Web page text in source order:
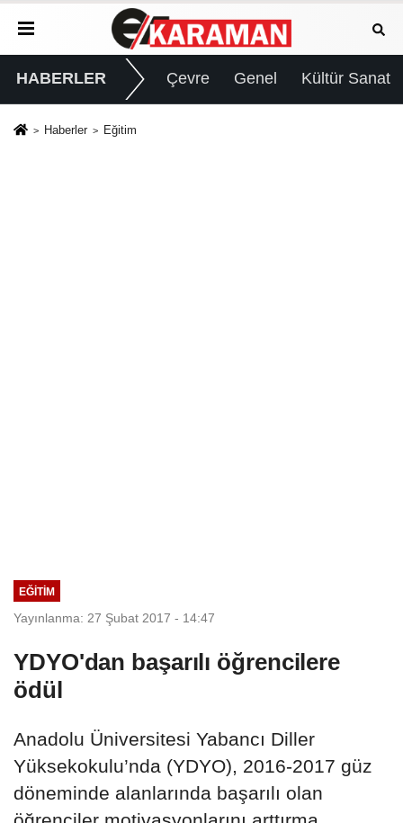
HABERLER Çevre Genel Kültür Sanat
Haberler Eğitim
EĞITIM
Yayınlanma: 27 Şubat 2017 - 14:47
YDYO'dan başarılı öğrencilere
ödül
Anadolu Üniversitesi Yabancı Diller
Yüksekokulu’nda (YDYO), 2016-2017 güz
döneminde alanlarında başarılı olan